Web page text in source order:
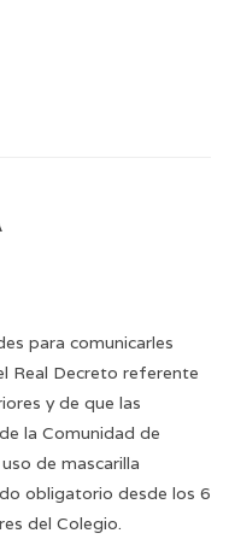
para comunicarles
Real Decreto referente
y de que las
la Comunidad de
de mascarilla
obligatorio desde los 6
del Colegio.